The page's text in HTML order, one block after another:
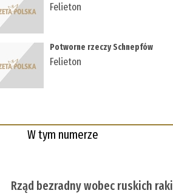
Felieton
Potworne rzeczy Schnepfów
Felieton
W tym numerze
Rząd bezradny wobec ruskich